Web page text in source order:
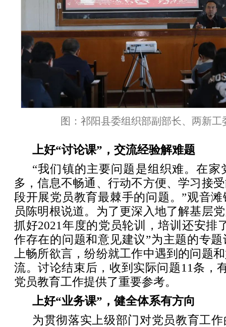
图：祁阳县委组织部副部长、两新工
上好“讨论课”，交流经验解难题
“我们镇的主要问题是组织难。在家
多，信息不畅通、行动不方便、学习接
段开展党员教育最棘手的问题。”观音
员陈明根说道。为了更深入地了解基层
抓好2021年度的党员轮训，培训还安排
作存在的问题和意见建议”为主题的专
上畅所欲言，纷纷就工作中遇到的问题
流。讨论结束后，收到实际问题11条，
党员教育工作提供了重要参考。
上好“业务课”，健全体系有方向
为贯彻落实上级部门对党员教育工